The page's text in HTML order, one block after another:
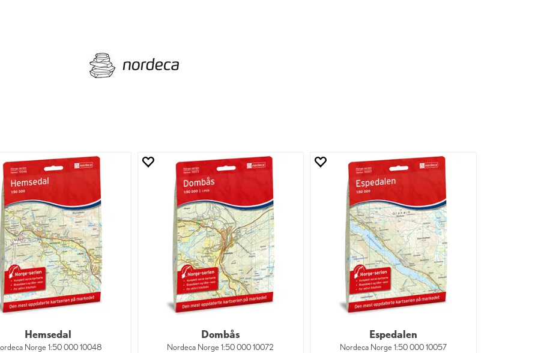
Hemsedal
Norge 1:50 000 10048
Dombås
Nordeca Norge 1:50 000 10072
Espedalen
Nordeca Norge 1:50 000 10057